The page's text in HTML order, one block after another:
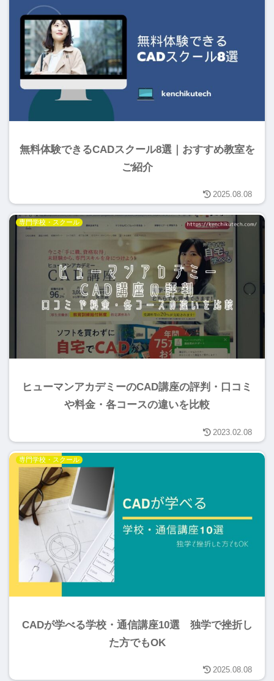
無料体験できるCADスクール8選｜おすすめ教室を
ご紹介
2025.08.08
専門学校・スクール
ヒューマンアカデミーのCAD講座の評判・口コミ
や料金・各コースの違いを比較
2023.02.08
専門学校・スクール
CADが学べる学校・通信講座10選 独学で挫折し
た方でもOK
2025.08.08